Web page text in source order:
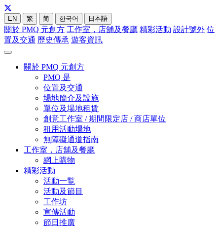
EN 繁 简 한국어 日本語
關於 PMQ 元創方 工作室，店舖及餐廳 精彩活動 設計號外 位
置及交通 歷史傳承 遊客資訊
關於 PMQ 元創方
PMQ 是
位置及交通
場地簡介及設施
單位及場地租賃
創意工作室 / 期間限定店 / 商店單位
租用活動場地
無障礙通道指南
工作室，店舖及餐廳
網上購物
精彩活動
活動一覧
活動及節目
工作坊
宣傳活動
節日推廣